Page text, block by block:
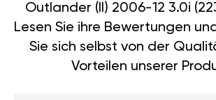
Outlander (II) 2006-12 3.0i
Lesen Sie ihre Bewertungen
Sie sich selbst von der
Vorteilen unserer